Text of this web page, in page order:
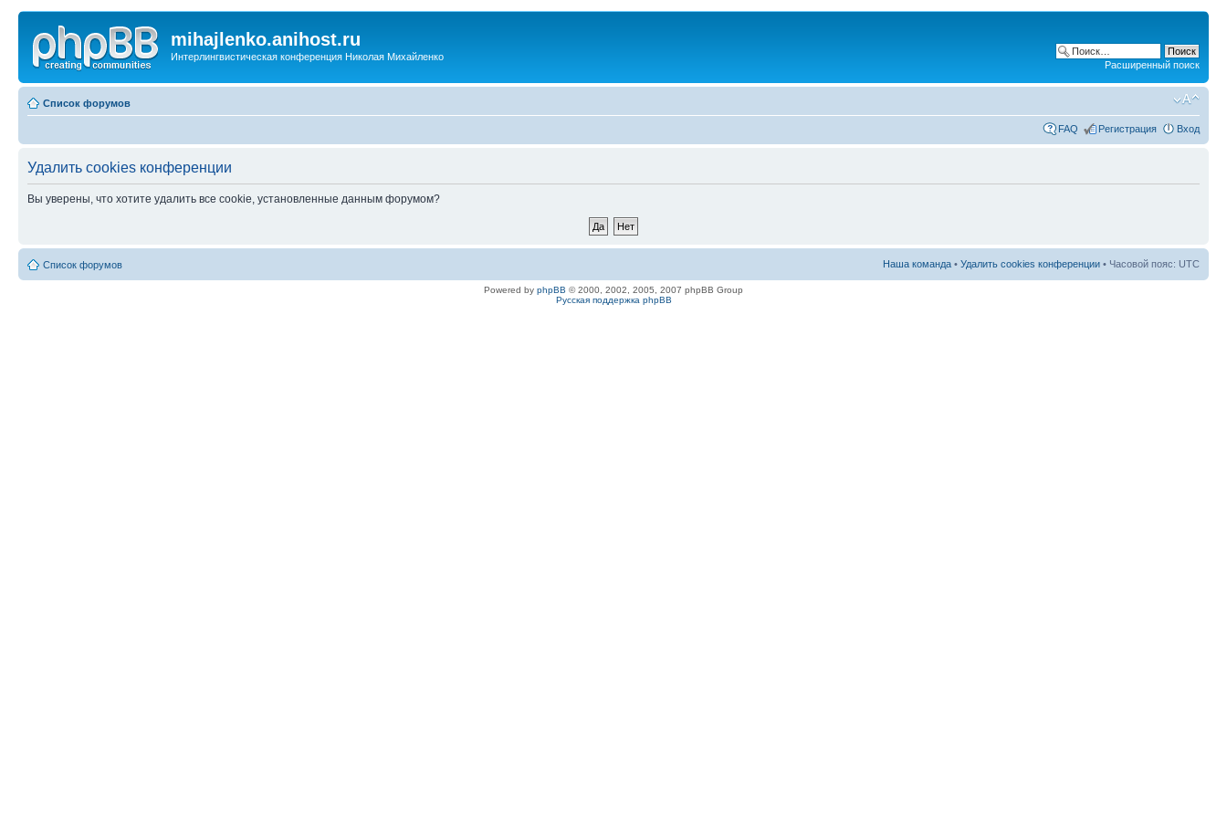
mihajlenko.anihost.ru
Интерлингвистическая конференция Николая Михайленко
Расширенный поиск
Список форумов
FAQ Регистрация Вход
Удалить cookies конференции
Вы уверены, что хотите удалить все cookie, установленные данным форумом?
Список форумов Наша команда • Удалить cookies конференции • Часовой пояс: UTC
Powered by phpBB © 2000, 2002, 2005, 2007 phpBB Group
Русская поддержка phpBB